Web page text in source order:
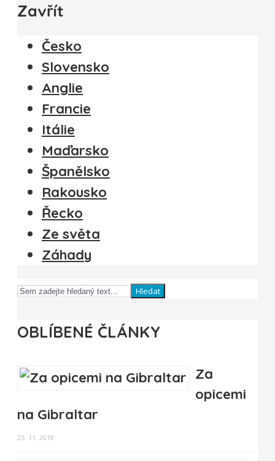
Zavřít
Česko
Slovensko
Anglie
Francie
Itálie
Maďarsko
Španělsko
Rakousko
Řecko
Ze světa
Záhady
Hledat
OBLÍBENÉ ČLÁNKY
Za
opicemi
na Gibraltar
25. 11. 2018